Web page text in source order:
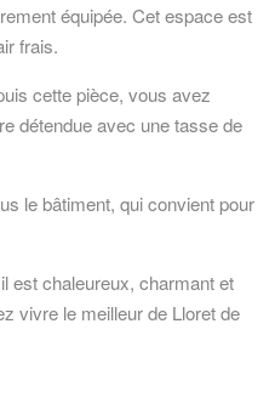
équipée. Cet espace est
frais.
cette pièce, vous avez
détendue avec une tasse de
le bâtiment, qui convient pour
est chaleureux, charmant et
vivre le meilleur de Lloret de